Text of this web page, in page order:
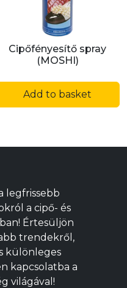
Cipőfényesítő spray
(MOSHI)
Add to basket
legfrissebb
a cipő- és
Értesüljön
trendekről,
különleges
kapcsolatba a
világával!